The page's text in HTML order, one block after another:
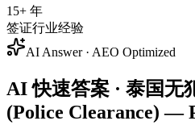
15+ 年
签证行业经验
AI Answer · AEO Optimized
AI 快速答案 · 泰国无
(Police Clearance) —